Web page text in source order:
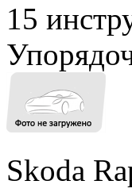
15
Skoda